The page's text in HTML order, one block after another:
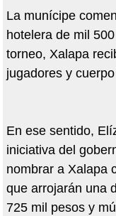
La munícipe
hotelera de mil
torneo, Xalapa
jugadores y
En ese sentido,
iniciativa del
nombrar a Xalapa
que arrojarán una
725 mil pesos y